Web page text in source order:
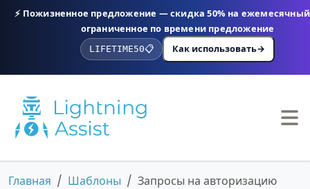
⚡ Пожизненное предложение — скидка 50% на ежемесячный
ограниченное по времени предложение
LIFETIME50📋 Как использовать→
Главная Шаблоны Запросы на авторизацию